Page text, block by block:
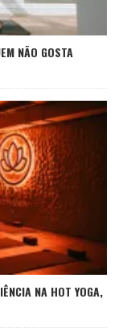
NÃO GOSTA
NA HOT YOGA,